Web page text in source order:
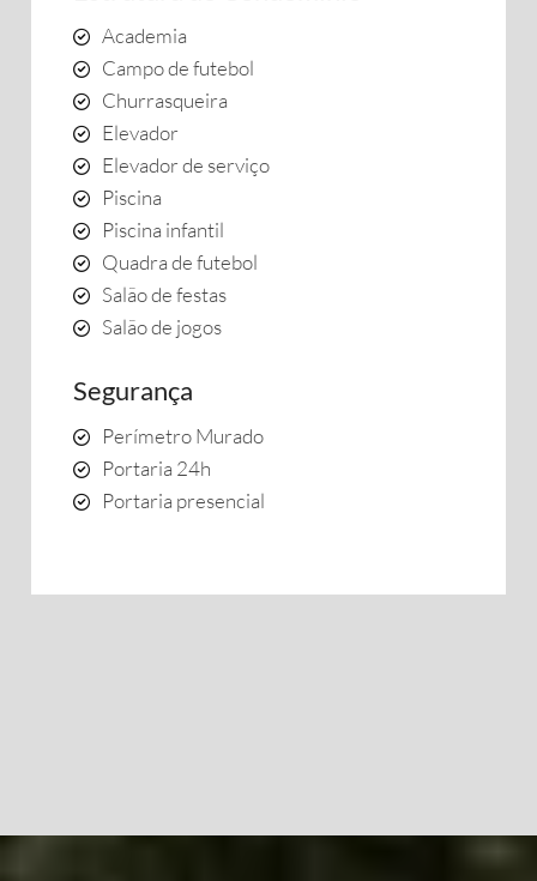
Academia
Campo de futebol
Churrasqueira
Elevador
Elevador de serviço
Piscina
Piscina infantil
Quadra de futebol
Salão de festas
Salão de jogos
Segurança
Perímetro Murado
Portaria 24h
Portaria presencial